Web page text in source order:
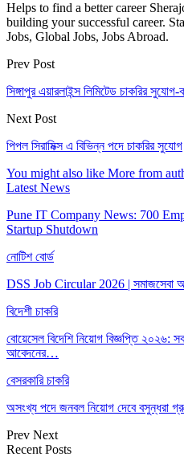
Helps to find a better career
building your successful career.
Jobs, Global Jobs, Jobs Abroad.
Prev Post
সিঙ্গাপুর এয়ারলাইন্স লিমিটেড চাকরির সুযোগ-
Next Post
পিপল সিরামিক্স এ বিভিন্ন পদে চাকরির সুযোগ
You might also like More from
Latest News
Pune IT Company News: 700
Startup Shutdown
নোটিশ বোর্ড
DSS Job Circular 2026 | সমাজসেবা
বিদেশী চাকরি
বোয়েসেল বিদেশি নিয়োগ বিজ্ঞপ্তি ২০২৬:
আবেদনের…
বেসরকারি চাকরি
অসংখ্য পদে জনবল নিয়োগ দেবে বসুন্ধরা
Prev Next
Recent Posts